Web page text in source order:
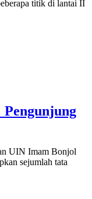
titik di lantai II
UIN Imam Bonjol
sejumlah tata